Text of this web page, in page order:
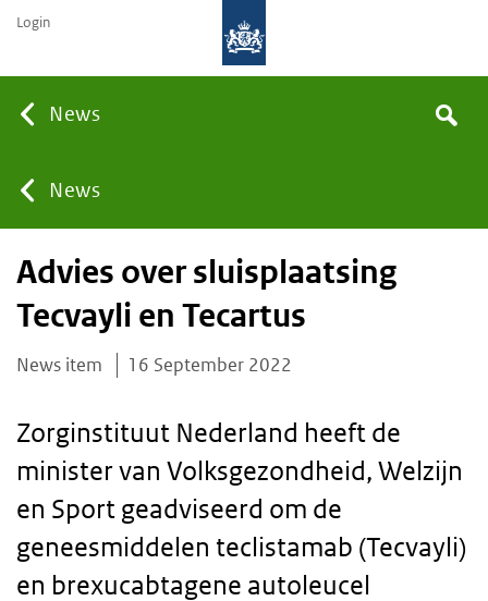
News
You
are
News
the
Search
Login
Advies over sluisplaatsing
Tecvayli en Tecartus
News item 16 September 2022
Zorginstituut Nederland heeft de
minister van Volksgezondheid, Welzijn
en Sport geadviseerd om de
geneesmiddelen teclistamab (Tecvayli)
en brexucabtagene autoleucel